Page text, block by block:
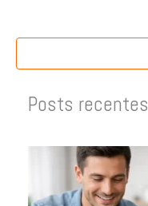
Posts recentes